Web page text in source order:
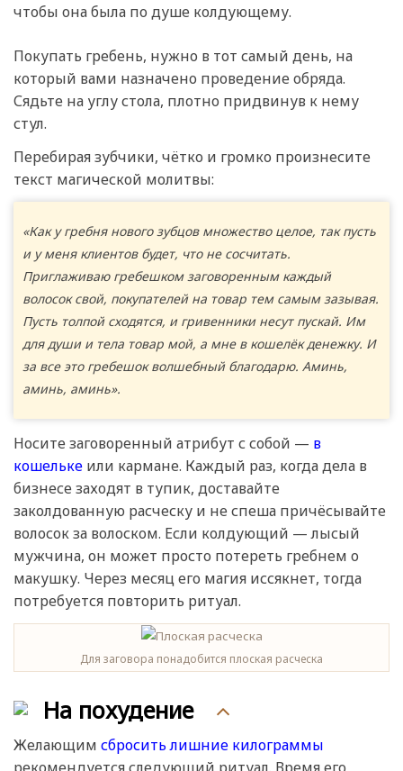
чтобы она была по душе колдующему.
Покупать гребень, нужно в тот самый день, на
который вами назначено проведение обряда.
Сядьте на углу стола, плотно придвинув к нему
стул.
Перебирая зубчики, чётко и громко произнесите
текст магической молитвы:
«Как у гребня нового зубцов множество целое, так пусть
и у меня клиентов будет, что не сосчитать.
Приглаживаю гребешком заговоренным каждый
волосок свой, покупателей на товар тем самым зазывая.
Пусть толпой сходятся, и гривенники несут пускай. Им
для души и тела товар мой, а мне в кошелёк денежку. И
за все это гребешок волшебный благодарю. Аминь,
аминь, аминь».
Носите заговоренный атрибут с собой — в
кошельке или кармане. Каждый раз, когда дела в
бизнесе заходят в тупик, доставайте
заколдованную расческу и не спеша причёсывайте
волосок за волоском. Если колдующий — лысый
мужчина, он может просто потереть гребнем о
макушку. Через месяц его магия иссякнет, тогда
потребуется повторить ритуал.
Для заговора понадобится плоская расческа
На похудение
Желающим сбросить лишние килограммы